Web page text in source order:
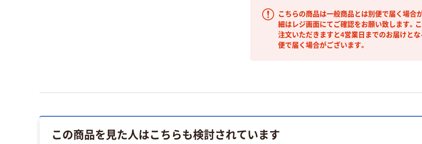
こちらの商品は一般商品とは別便で届く場合
細はレジ画面にてご確認をお願い致します。
注文いただきますと4営業日までのお届けとな
便で届く場合がございます。
この商品を見た人はこちらも検討されています